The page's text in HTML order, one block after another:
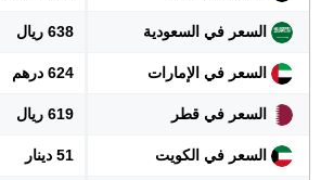
السعر في السعودية 638 ريال
السعر في الإمارات 624 درهم
السعر في قطر 619 ريال
السعر في الكويت 51 دينار